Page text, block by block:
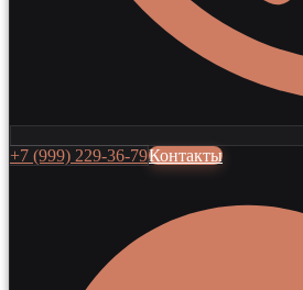
+7 (999) 229-36-79Контакты